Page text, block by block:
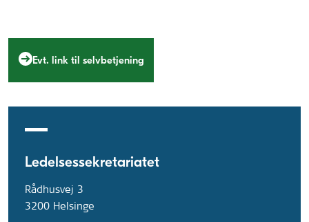
Evt. link til selvbetjening
Ledelsessekretariatet
Rådhusvej 3
3200 Helsinge